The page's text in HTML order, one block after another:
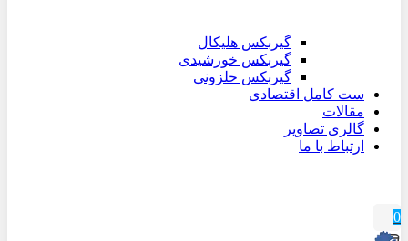
گیربکس هلیکال
گیربکس خورشیدی
گیربکس حلزونی
ست کامل اقتصادی
مقالات
گالری تصاویر
ارتباط با ما
0